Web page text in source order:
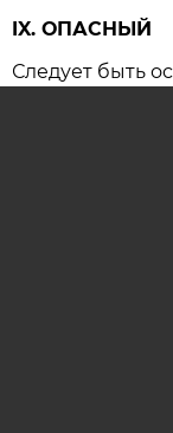
IX. ОПАСНЫЙ
Следует быть